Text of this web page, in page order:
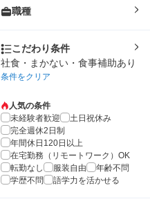
職種
こだわり条件
社食・まかない・食事補助あり
条件をクリア
人気の条件
未経験者歓迎
土日祝休み
完全週休2日制
年間休日120日以上
在宅勤務（リモートワーク）OK
転勤なし
服装自由
年齢不問
学歴不問
語学力を活かせる